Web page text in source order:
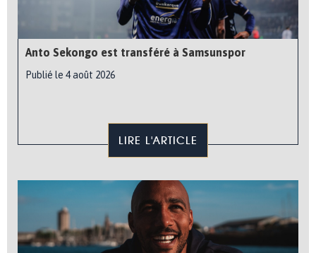
Anto Sekongo est transféré à Samsunspor
Publié le 4 août 2026
LIRE L'ARTICLE